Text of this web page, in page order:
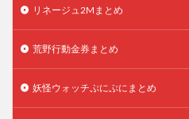
リネージュ2Mまとめ
荒野行動金券まとめ
妖怪ウォッチぷにぷにまとめ